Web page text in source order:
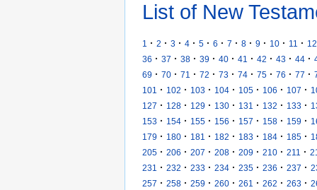
List of New
1 · 2 · 3 · 4 · 5 · 6 · 7 · 8 · 9 · 10 · 11 · 12
36 · 37 · 38 · 39 · 40 · 41 · 42 · 43 · 44 ·
69 · 70 · 71 · 72 · 73 · 74 · 75 · 76 · 77 ·
101
· 102 · 103 · 104 · 105 · 106 · 107 ·
127 · 128 · 129 · 130 · 131 · 132 · 133 ·
153 · 154 · 155 · 156 · 157 · 158 · 159 ·
179 · 180 · 181 · 182 · 183 · 184 · 185 ·
205 · 206 · 207 · 208 · 209 · 210 · 211 ·
231
· 232 · 233 · 234 · 235 · 236 · 237 ·
257 · 258 · 259 · 260 · 261 · 262 · 263 ·